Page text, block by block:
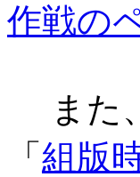
作戦の
また
「 組版